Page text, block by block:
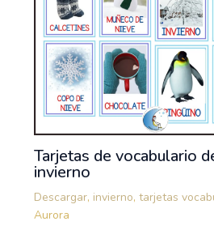
Tarjetas de vocabulario
invierno
Descargar, invierno, tarjetas
Aurora